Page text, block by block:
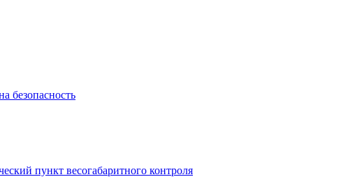
безопасность
пункт весогабаритного контроля